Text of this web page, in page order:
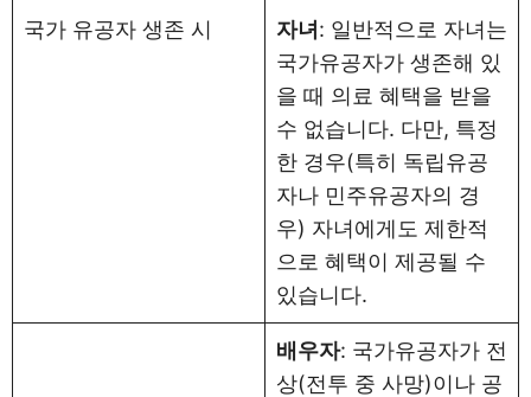
국가 유공자 생존 시 자녀 : 일반적으로 자녀는
국가유공자가 생존해 있
을 때 의료 혜택을 받을
수 없습니다. 다만, 특정
한 경우(특히 독립유공
자나 민주유공자의 경
우) 자녀에게도 제한적
으로 혜택이 제공될 수
있습니다.
배우자: 국가유공자가 전
상(전투 중 사망)이나 공